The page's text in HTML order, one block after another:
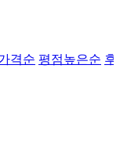
격순 평점높은순 후